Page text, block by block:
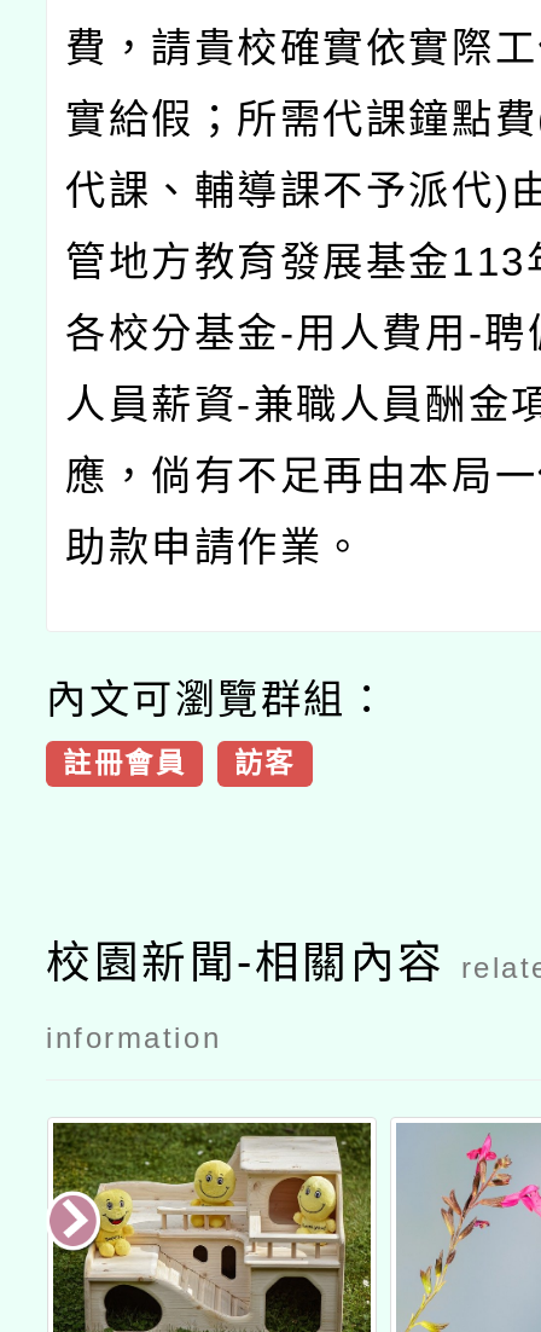
費，請貴校確實依實際
實給假；所需代課鐘點
代課、輔導課不予派代)
管地方教育發展基金113
各校分基金-用人費用-聘
人員薪資-兼職人員酬金
應，倘有不足再由本局
助款申請作業。
內文可瀏覽群組：
註冊會員 訪客
校園新聞-相關內容
information